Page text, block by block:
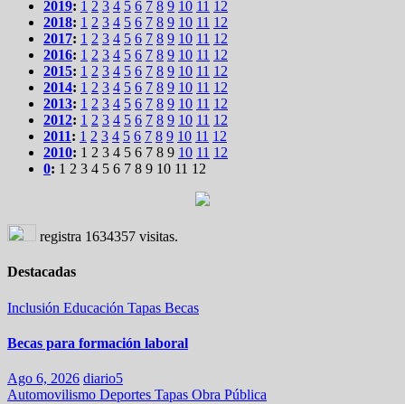
2019: 1 2 3 4 5 6 7 8 9 10 11 12
2018: 1 2 3 4 5 6 7 8 9 10 11 12
2017: 1 2 3 4 5 6 7 8 9 10 11 12
2016: 1 2 3 4 5 6 7 8 9 10 11 12
2015: 1 2 3 4 5 6 7 8 9 10 11 12
2014: 1 2 3 4 5 6 7 8 9 10 11 12
2013: 1 2 3 4 5 6 7 8 9 10 11 12
2012: 1 2 3 4 5 6 7 8 9 10 11 12
2011: 1 2 3 4 5 6 7 8 9 10 11 12
2010: 1 2 3 4 5 6 7 8 9 10 11 12
0: 1 2 3 4 5 6 7 8 9 10 11 12
registra 1634357 visitas.
Destacadas
Inclusión Educación Tapas Becas
Becas para formación laboral
Ago 6, 2026 diario5
Automovilismo Deportes Tapas Obra Pública